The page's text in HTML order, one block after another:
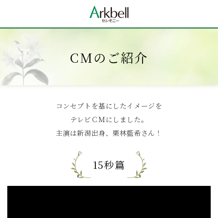
CMのご紹介
コンセプトを基にしたイメージを
テレビＣＭにしました。
主演は新潟出身、栗林藍希さん！
15秒篇